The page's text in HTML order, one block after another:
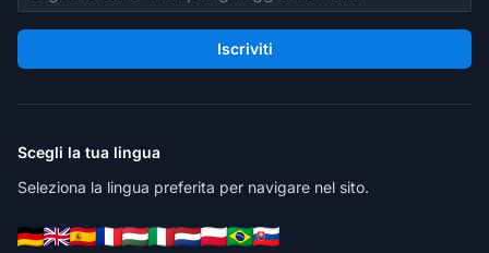
Iscriviti
Scegli la tua lingua
Seleziona la lingua preferita per navigare nel sito.